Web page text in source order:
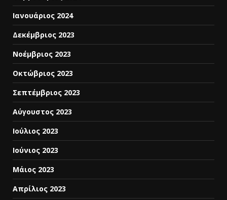
Ιανουάριος 2024
Δεκέμβριος 2023
Νοέμβριος 2023
Οκτώβριος 2023
Σεπτέμβριος 2023
Αύγουστος 2023
Ιούλιος 2023
Ιούνιος 2023
Μάιος 2023
Απρίλιος 2023